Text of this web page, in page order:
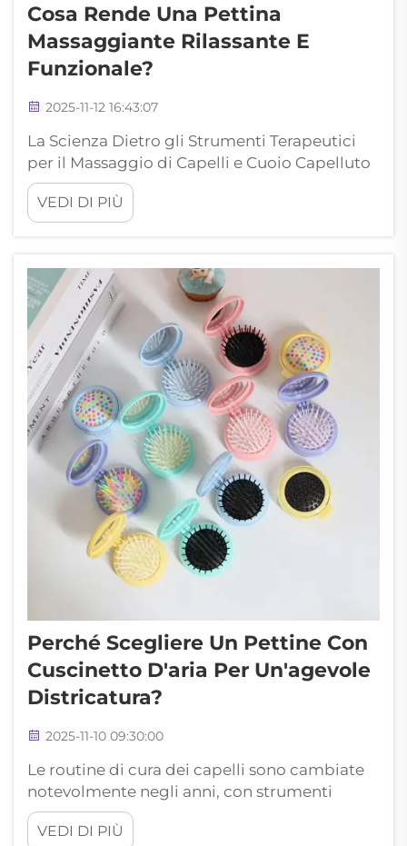
Cosa Rende Una Pettina
Massaggiante Rilassante E
Funzionale?
2025-11-12 16:43:07
La Scienza Dietro gli Strumenti Terapeutici
per il Massaggio di Capelli e Cuoio Capelluto
Il semplice gesto di pettinare i capelli può
trasformarsi in un'esperienza profondamente
terapeutica con lo strumento giusto. I pettini
quotidiane di cura dei capelli combinando
metodi tradizionali...
VEDI DI PIÙ
Perché Scegliere Un Pettine Con
Cuscinetto D'aria Per Un'agevole
Districatura?
2025-11-10 09:30:00
Le routine di cura dei capelli sono cambiate
notevolmente negli anni, con strumenti
innovativi progettati per ridurre al minimo i
danni e massimizzare le possibilità di styling.
VEDI DI PIÙ